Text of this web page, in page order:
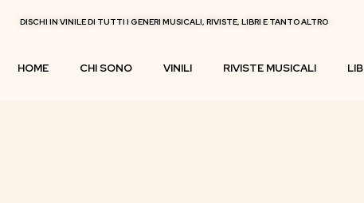
DISCHI IN VINILE DI TUTTI I GENERI MUSICALI, RIVISTE, LIBRI E TANTO ALTRO
HOME CHI SONO VINILI RIVISTE MUSICALI